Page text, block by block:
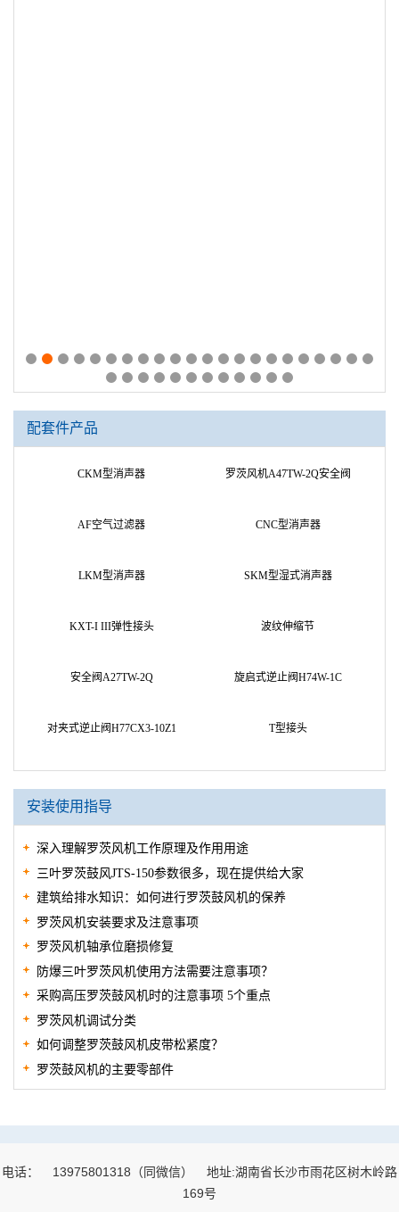
配套件产品
CKM型消声器 罗茨风机A47TW-2Q安全阀
AF空气过滤器 CNC型消声器
LKM型消声器 SKM型湿式消声器
KXT-I III弹性接头 波纹伸缩节
安全阀A27TW-2Q 旋启式逆止阀H74W-1C
对夹式逆止阀H77CX3-10Z1 T型接头
安装使用指导
深入理解罗茨风机工作原理及作用用途
三叶罗茨鼓风JTS-150参数很多，现在提供给大家
建筑给排水知识：如何进行罗茨鼓风机的保养
罗茨风机安装要求及注意事项
罗茨风机轴承位磨损修复
防爆三叶罗茨风机使用方法需要注意事项？
采购高压罗茨鼓风机时的注意事项 5个重点
罗茨风机调试分类
如何调整罗茨鼓风机皮带松紧度？
罗茨鼓风机的主要零部件
电话： 13975801318（同微信）
地址:湖南省长沙市雨花区树木岭路
169号